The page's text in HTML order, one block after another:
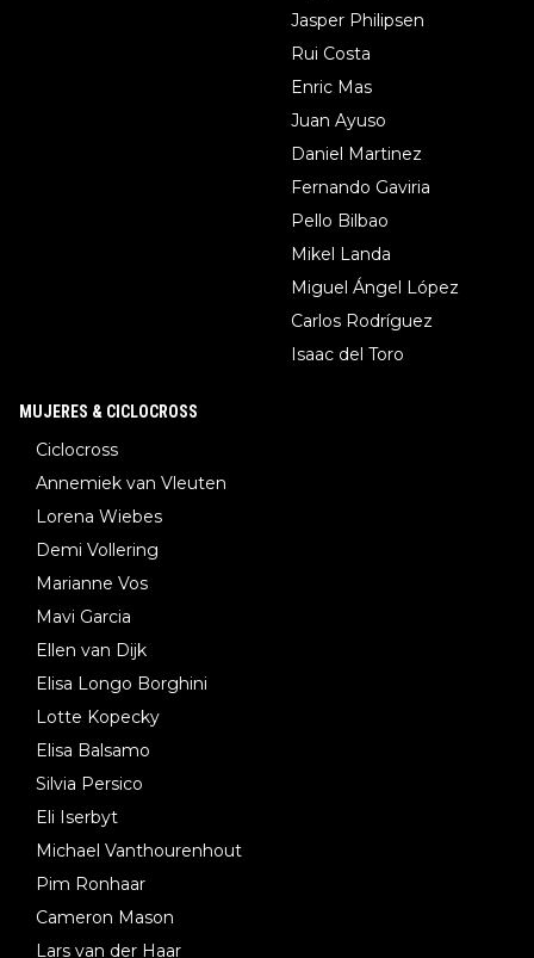
Jasper Philipsen
Rui Costa
Enric Mas
Juan Ayuso
Daniel Martinez
Fernando Gaviria
Pello Bilbao
Mikel Landa
Miguel Ángel López
Carlos Rodríguez
Isaac del Toro
MUJERES & CICLOCROSS
Ciclocross
Annemiek van Vleuten
Lorena Wiebes
Demi Vollering
Marianne Vos
Mavi Garcia
Ellen van Dijk
Elisa Longo Borghini
Lotte Kopecky
Elisa Balsamo
Silvia Persico
Eli Iserbyt
Michael Vanthourenhout
Pim Ronhaar
Cameron Mason
Lars van der Haar